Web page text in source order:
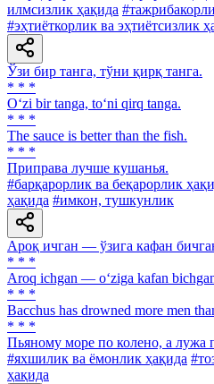
илмсизлик ҳақида
#эҳтиёткорлик ва эҳтиётсизлик
Ўзи бир танга, тўни қирқ танга.
* * *
O‘zi bir tanga, to‘ni qirq tanga.
* * *
The sauce is better than the fish.
* * *
Приправа лучше кушанья.
#барқарорлик ва беқарорлик
ҳақида #имкон, тушкунлик
Ароқ ичган — ўзига кафан
* * *
Aroq ichgan — o‘ziga kafan
* * *
Bacchus has drowned more men
* * *
Пьяному море по колено, а лужа
#яхшилик ва ёмонлик ҳақида
ҳақида